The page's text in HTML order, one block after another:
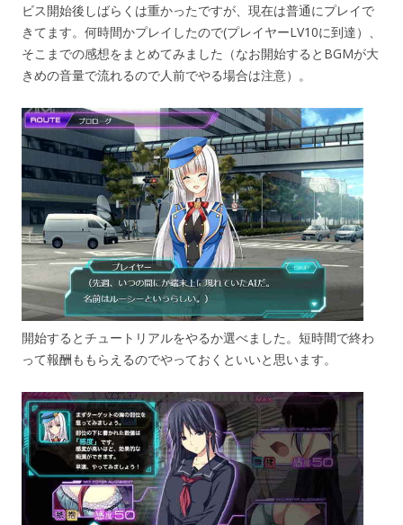
ビス開始後しばらくは重かったですが、現在は普通にプレイで
きてます。何時間かプレイしたので(プレイヤーLV10に到達）、
そこまでの感想をまとめてみました（なお開始するとBGMが大
きめの音量で流れるので人前でやる場合は注意）。
開始するとチュートリアルをやるか選べました。短時間で終わ
って報酬ももらえるのでやっておくといいと思います。